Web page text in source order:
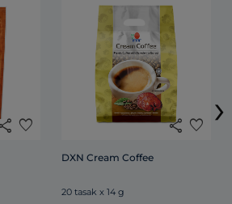
favorite share favorite
DXN Cream Coffee
20 tasak x 14 g
›